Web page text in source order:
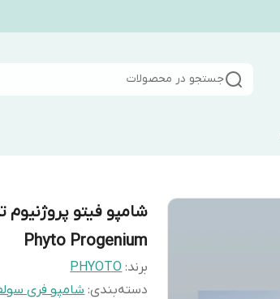
جستجو در محصولات
شامپو فیتو
Phyto Progenium
برند: PHYOTO
دسته‌بندی:شامپو فری